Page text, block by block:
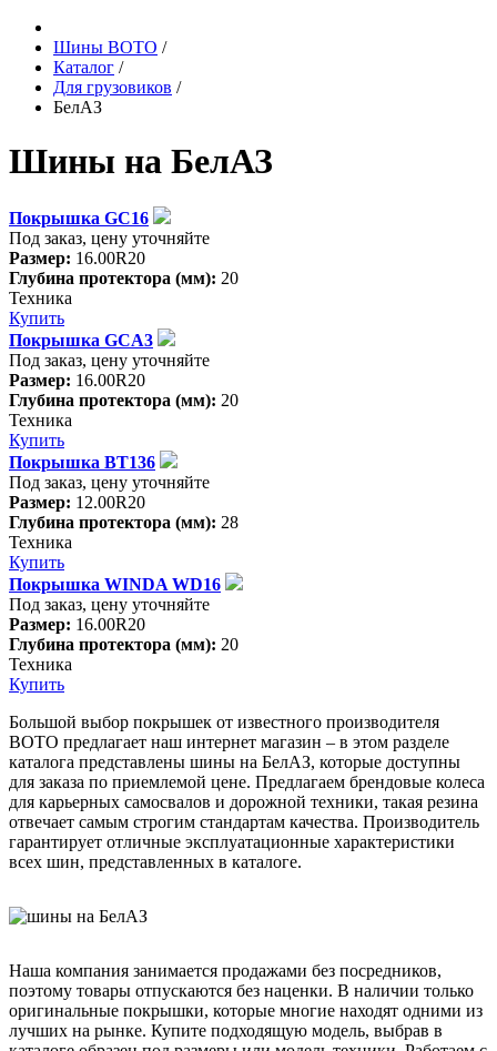
Шины BOTO /
Каталог /
Для грузовиков /
БелАЗ
Шины на БелАЗ
Покрышка GC16
Под заказ, цену уточняйте
Размер: 16.00R20
Глубина протектора (мм): 20
Техника
Купить
Покрышка GCA3
Под заказ, цену уточняйте
Размер: 16.00R20
Глубина протектора (мм): 20
Техника
Купить
Покрышка BT136
Под заказ, цену уточняйте
Размер: 12.00R20
Глубина протектора (мм): 28
Техника
Купить
Покрышка WINDA WD16
Под заказ, цену уточняйте
Размер: 16.00R20
Глубина протектора (мм): 20
Техника
Купить
Большой выбор покрышек от известного производителя
ВОТО предлагает наш интернет магазин – в этом разделе
каталога представлены шины на БелАЗ, которые доступны
для заказа по приемлемой цене. Предлагаем брендовые колеса
для карьерных самосвалов и дорожной техники, такая резина
отвечает самым строгим стандартам качества. Производитель
гарантирует отличные эксплуатационные характеристики
всех шин, представленных в каталоге.
Наша компания занимается продажами без посредников,
поэтому товары отпускаются без наценки. В наличии только
оригинальные покрышки, которые многие находят одними из
лучших на рынке. Купите подходящую модель, выбрав в